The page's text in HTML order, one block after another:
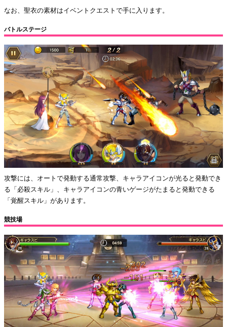
なお、聖衣の素材はイベントクエストで手に入ります。
バトルステージ
攻撃には、オートで発動する通常攻撃、キャラアイコンが光ると発動でき
る「必殺スキル」、キャラアイコンの青いゲージがたまると発動できる
「覚醒スキル」があります。
競技場